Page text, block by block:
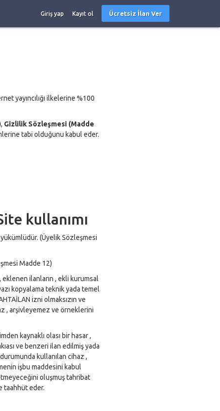
Giriş yap Kayıt ol Ücretsiz İlan Ver
yayıncılığı ilkelerine %100
, Gizlilik Sözleşmesi (Madde
tabi olduğunu kabul eder.
kullanımı
(Üyelik Sözleşmesi
Madde 12)
ilanların , ekli kurumsal
kopyalama teknik yada temel
izni olmaksızın ve
, arşivleyemez ve örneklerini
kaynaklı olası bir hasar ,
ve benzeri ilan edilmiş yada
kullanılan cihaz ,
işbu maddesini kabul
oluşmuş tahribat
taahhüt eder.